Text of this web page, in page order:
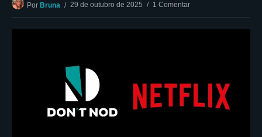
Por Bruna 29 de outubro de 2025 1 Comentar